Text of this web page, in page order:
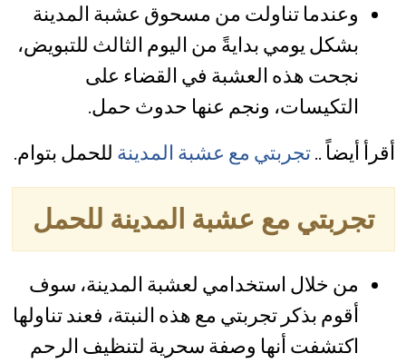
وعندما تناولت من مسحوق عشبة المدينة
بشكل يومي بدايةً من اليوم الثالث للتبويض،
نجحت هذه العشبة في القضاء على
التكيسات، ونجم عنها حدوث حمل.
أقرأ أيضاً ..تجربتي مع عشبة المدينةللحمل بتوام.
تجربتي مع عشبة المدينة للحمل
من خلال استخدامي لعشبة المدينة، سوف
أقوم بذكر تجربتي مع هذه النبتة، فعند تناولها
اكتشفت أنها وصفة سحرية لتنظيف الرحم